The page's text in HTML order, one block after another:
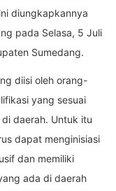
diungkapkannya
pada Selasa, 5 Juli
Sumedang.
diisi oleh orang-
yang sesuai
daerah. Untuk itu
dapat menginisiasi
dan memiliki
ada di daerah